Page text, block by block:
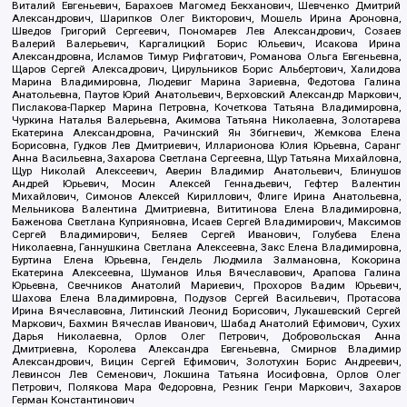
Виталий Евгеньевич, Барахоев Магомед Бекханович, Шевченко Дмитрий
Александрович, Шарипков Олег Викторович, Мошель Ирина Ароновна,
Шведов Григорий Сергеевич, Пономарев Лев Александрович, Созаев
Валерий Валерьевич, Каргалицкий Борис Юльевич, Исакова Ирина
Александровна, Исламов Тимур Рифгатович, Романова Ольга Евгеньевна,
Щаров Сергей Алексадрович, Цирульников Борис Альбертович, Халидова
Марина Владимировна, Людевиг Марина Зариевна, Федотова Галина
Анатольевна, Паутов Юрий Анатольевич, Верховский Александр Маркович,
Пислакова-Паркер Марина Петровна, Кочеткова Татьяна Владимировна,
Чуркина Наталья Валерьевна, Акимова Татьяна Николаевна, Золотарева
Екатерина Александровна, Рачинский Ян Збигневич, Жемкова Елена
Борисовна, Гудков Лев Дмитриевич, Илларионова Юлия Юрьевна, Саранг
Анна Васильевна, Захарова Светлана Сергеевна, Щур Татьяна Михайловна,
Щур Николай Алексеевич, Аверин Владимир Анатольевич, Блинушов
Андрей Юрьевич, Мосин Алексей Геннадьевич, Гефтер Валентин
Михайлович, Симонов Алексей Кириллович, Флиге Ирина Анатольевна,
Мельникова Валентина Дмитриевна, Вититинова Елена Владимировна,
Баженова Светлана Куприяновна, Исаев Сергей Владимирович, Максимов
Сергей Владимирович, Беляев Сергей Иванович, Голубева Елена
Николаевна, Ганнушкина Светлана Алексеевна, Закс Елена Владимировна,
Буртина Елена Юрьевна, Гендель Людмила Залмановна, Кокорина
Екатерина Алексеевна, Шуманов Илья Вячеславович, Арапова Галина
Юрьевна, Свечников Анатолий Мариевич, Прохоров Вадим Юрьевич,
Шахова Елена Владимировна, Подузов Сергей Васильевич, Протасова
Ирина Вячеславовна, Литинский Леонид Борисович, Лукашевский Сергей
Маркович, Бахмин Вячеслав Иванович, Шабад Анатолий Ефимович, Сухих
Дарья Николаевна, Орлов Олег Петрович, Добровольская Анна
Дмитриевна, Королева Александра Евгеньевна, Смирнов Владимир
Александрович, Вицин Сергей Ефимович, Золотухин Борис Андреевич,
Левинсон Лев Семенович, Локшина Татьяна Иосифовна, Орлов Олег
Петрович, Полякова Мара Федоровна, Резник Генри Маркович, Захаров
Герман Константинович